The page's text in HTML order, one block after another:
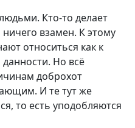
Кто-то делает
взамен. К этому
относиться как к
Но всё
доброхот
И те тут же
то есть уподобляются